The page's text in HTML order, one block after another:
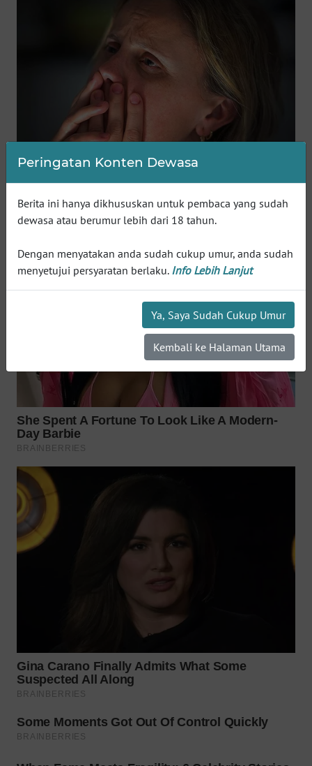
Peringatan Konten Dewasa
Berita ini hanya dikhususkan untuk pembaca yang sudah
dewasa atau berumur lebih dari 18 tahun.
Dengan menyatakan anda sudah cukup umur, anda sudah
menyetujui persyaratan berlaku. Info Lebih Lanjut
Ya, Saya Sudah Cukup Umur
Kembali ke Halaman Utama
KEPULAUAN
SERIBU
WN
TANGERANG
WN
WN
CIREBON
WN
KUNINGAN
WN
MAJALENGKA
WN
SUBANG
WN
SUKABUMI
TIMUR
WN
SEMARANG